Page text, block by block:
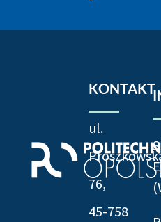
KONTAKT
ul.
76,
45-758